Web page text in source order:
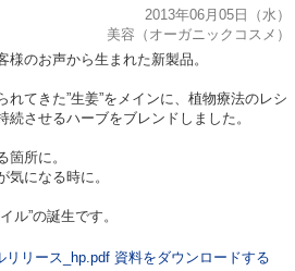
2013年06月05日（水）
美容（オーガニックコスメ）
様のお声から生まれた新製品。
てきた”生姜”をメインに、植物療法のレシ
続させるハーブをブレンドしました。
箇所に。
気になる時に。
ル”の誕生です。
資料をダウンロードする